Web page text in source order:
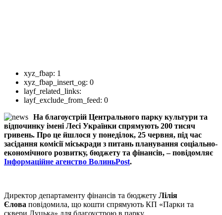
xyz_fbap: 1
xyz_fbap_insert_og: 0
layf_related_links:
layf_exclude_from_feed: 0
На благоустрій Центрального парку культури та
відпочинку імені Лесі Українки спрямують 200 тисяч
гривень. Про це йшлося у понеділок, 25 червня, під час
засідання комісії міськради з питань планування соціально-
економічного розвитку, бюджету та фінансів, – повідомляє
Інформаційне агенство ВолиньPost.
Директор департаменту фінансів та бюджету Лілія
Єлова повідомила, що кошти спрямують КП «Парки та
сквери Луцька» для благоустрою в парку.